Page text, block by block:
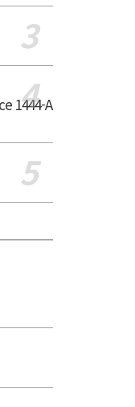
1444-A